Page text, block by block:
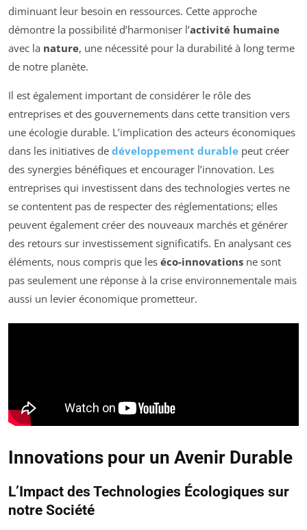
diminuant leur besoin en ressources. Cette approche
démontre la possibilité d’harmoniser l’activité humaine
avec la nature, une nécessité pour la durabilité à long terme
de notre planète.
Il est également important de considérer le rôle des
entreprises et des gouvernements dans cette transition vers
une écologie durable. L’implication des acteurs économiques
dans les initiatives de développement durable peut créer
des synergies bénéfiques et encourager l’innovation. Les
entreprises qui investissent dans des technologies vertes ne
se contentent pas de respecter des réglementations; elles
peuvent également créer des nouveaux marchés et générer
des retours sur investissement significatifs. En analysant ces
éléments, nous compris que les éco-innovations ne sont
pas seulement une réponse à la crise environnementale mais
aussi un levier économique prometteur.
Innovations pour un Avenir Durable
L’Impact des Technologies Écologiques sur
notre Société